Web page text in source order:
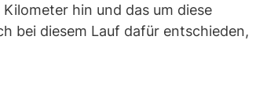
hin und das um diese
bei diesem Lauf dafür entschieden,